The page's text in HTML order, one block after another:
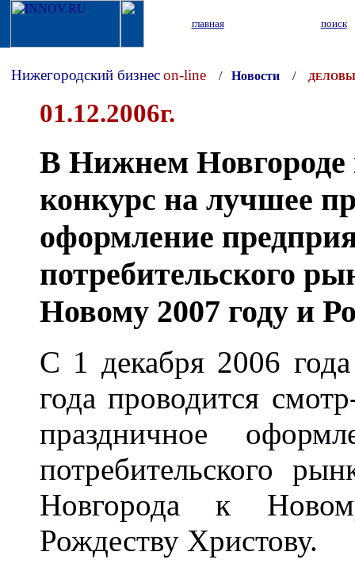
главная поиск
Нижегородский бизнесon-line / Новости /
01.12.2006г.
В Нижнем Новгороде
конкурс на лучшее
оформление
потребительского
Новому 2007 году и
С 1 декабря 2006
года проводится
праздничное
потребительского
Новгорода к
Рождеству Христову.